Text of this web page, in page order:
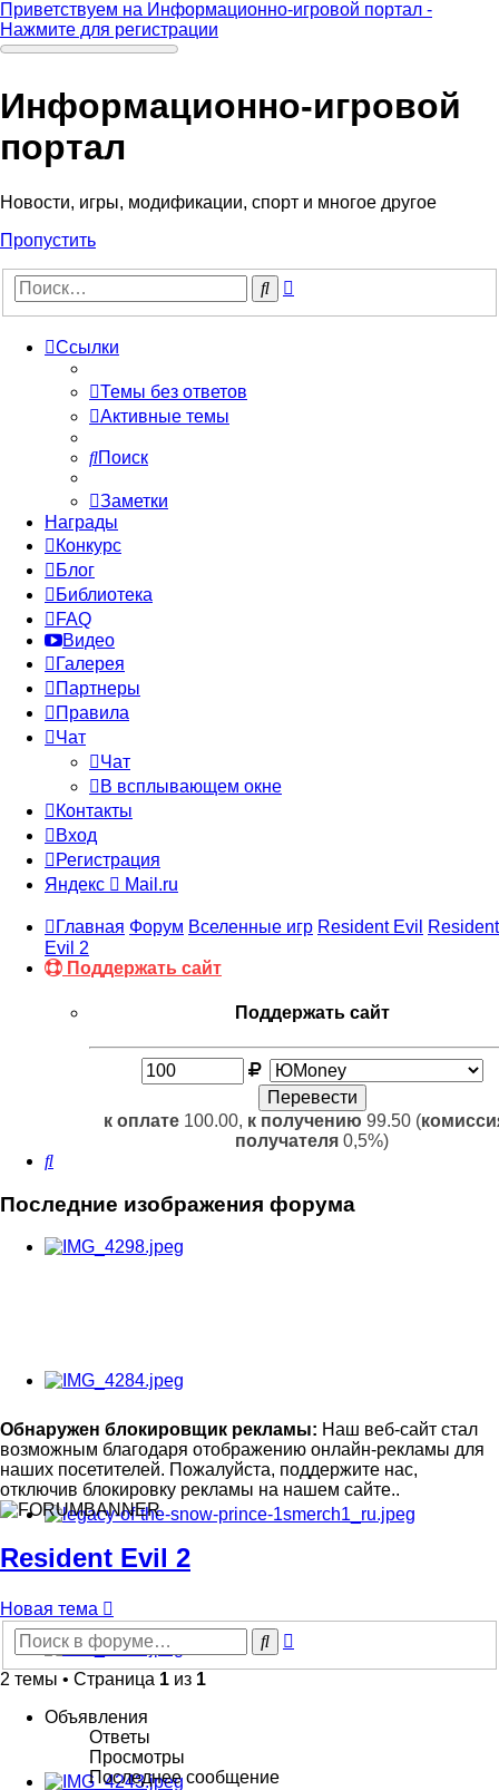
Приветствуем на Информационно-игровой портал -
Нажмите для регистрации
Информационно-игровой
портал
Новости, игры, модификации, спорт и многое другое
Пропустить
Поиск
Ссылки
Темы без ответов
Активные темы
Поиск
Заметки
Награды
Конкурс
Блог
Библиотека
FAQ
Видео
Галерея
Партнеры
Правила
Чат
Чат
В всплывающем окне
Контакты
Вход
Регистрация
Яндекс
Mail.ru
Главная Форум Вселенные игр Resident Evil
Resident
Evil 2
Поддержать сайт
Поддержать сайт
к оплате100.00, к получению 99.50 (
получателя 0,5%)
Поиск
Последние изображения форума
Обнаружен блокировщик рекламы: Наш веб-сайт стал
возможным благодаря отображению онлайн-рекламы для
наших посетителей. Пожалуйста, поддержите нас,
отключив блокировку рекламы на нашем сайте..
Resident Evil 2
Новая тема
Поиск
2 темы • Страница 1 из 1
Объявления
Ответы
Просмотры
Последнее сообщение